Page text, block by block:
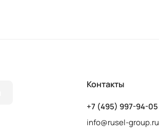
Контакты
+7 (495) 997-94-05
info@rusel-group.ru